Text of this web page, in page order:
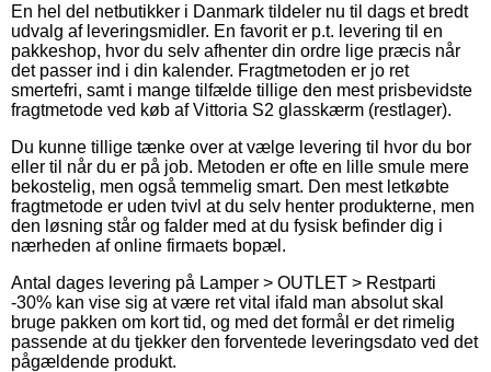
En hel del netbutikker i Danmark tildeler nu til dags et bredt
udvalg af leveringsmidler. En favorit er p.t. levering til en
pakkeshop, hvor du selv afhenter din ordre lige præcis når
det passer ind i din kalender. Fragtmetoden er jo ret
smertefri, samt i mange tilfælde tillige den mest prisbevidste
fragtmetode ved køb af Vittoria S2 glasskærm (restlager).
Du kunne tillige tænke over at vælge levering til hvor du bor
eller til når du er på job. Metoden er ofte en lille smule mere
bekostelig, men også temmelig smart. Den mest letkøbte
fragtmetode er uden tvivl at du selv henter produkterne, men
den løsning står og falder med at du fysisk befinder dig i
nærheden af online firmaets bopæl.
Antal dages levering på Lamper > OUTLET > Restparti
-30% kan vise sig at være ret vital ifald man absolut skal
bruge pakken om kort tid, og med det formål er det rimelig
passende at du tjekker den forventede leveringsdato ved det
pågældende produkt.